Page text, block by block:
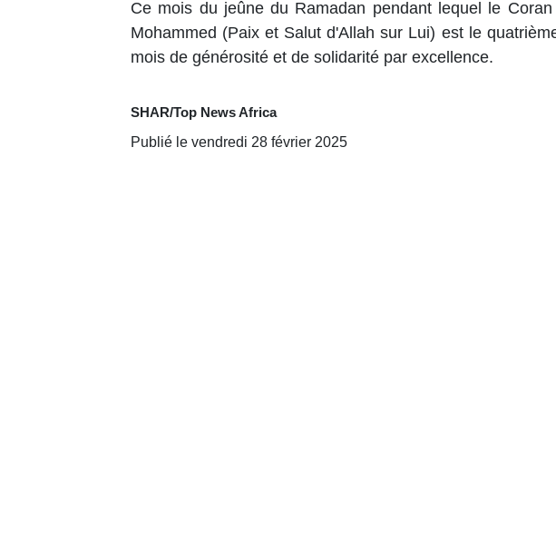
Ce mois du jeûne du Ramadan pendant lequel le
Mohammed (Paix et Salut d'Allah sur Lui) est le
mois de générosité et de solidarité par excellence.
SHAR/Top News Africa
Publié le vendredi 28 février 2025